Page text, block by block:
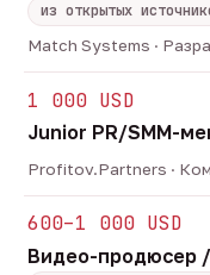
из открытых
Match Systems ·
1 000 USD
Junior PR/SMM-
Profitov.Partners ·
600–1 000 USD
Видео-продюсер